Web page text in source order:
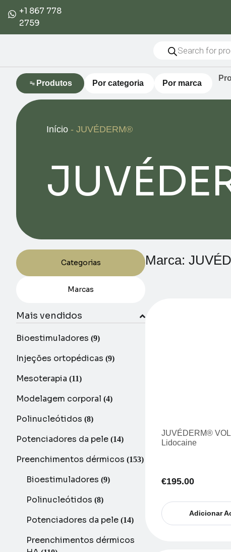
+1 867 778
2759
Produtos Por categoria Por marca
Início - JUVÉDERM®
Categorias
Marcas
Mais vendidos
Bioestimuladores (9)
Injeções ortopédicas (9)
Mesoterapia (11)
Modelagem corporal (4)
Polinucleótidos (8)
Potenciadores da pele (14)
Preenchimentos dérmicos (153)
Bioestimuladores (9)
Polinucleótidos (8)
Potenciadores da pele (14)
Preenchimentos dérmicos
Marca:
JUVÉDERM®
Lidocaine
€195.00
Adicionar